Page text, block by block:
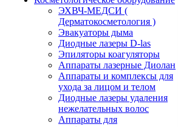
ЭХВЧ-МЕДСИ (
Дерматокосметология )
Эвакуаторы дыма
Диодные лазеры D-las
Эпиляторы коагуляторы
Аппараты лазерные Диолан
Аппараты и комплексы для
ухода за лицом и телом
Диодные лазеры удаления
нежелательных волос
Аппараты для